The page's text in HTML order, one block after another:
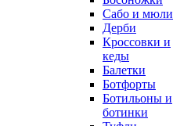
Сабо и мюли
Дерби
Кроссовки и
кеды
Балетки
Ботфорты
Ботильоны и
ботинки